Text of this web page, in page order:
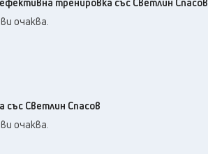
очаква.
със Светлин Спасов
очаква.